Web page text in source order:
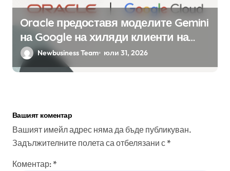
Oracle предоставя моделите Gemini
на Google на хиляди клиенти на
бизнес приложения
Newbusiness Team юли 31, 2026
Вашият коментар
Вашият имейл адрес няма да бъде публикуван.
Задължителните полета са отбелязани с *
Коментар: *